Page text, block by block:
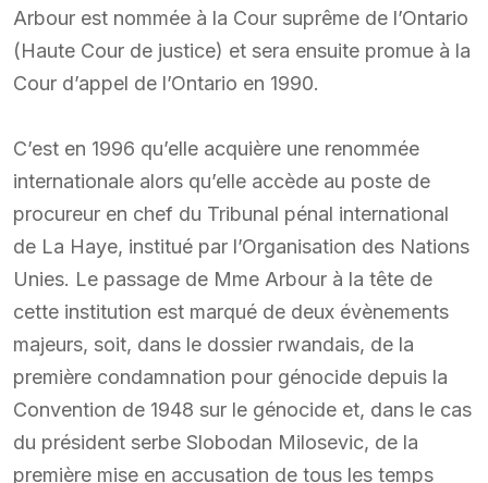
Arbour est nommée à la Cour suprême de l’Ontario
(Haute Cour de justice) et sera ensuite promue à la
Cour d’appel de l’Ontario en 1990.
C’est en 1996 qu’elle acquière une renommée
internationale alors qu’elle accède au poste de
procureur en chef du Tribunal pénal international
de La Haye, institué par l’Organisation des Nations
Unies. Le passage de Mme Arbour à la tête de
cette institution est marqué de deux évènements
majeurs, soit, dans le dossier rwandais, de la
première condamnation pour génocide depuis la
Convention de 1948 sur le génocide et, dans le cas
du président serbe Slobodan Milosevic, de la
première mise en accusation de tous les temps